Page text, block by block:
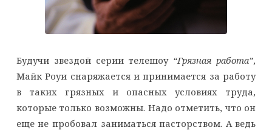
Будучи звездой серии телешоу “Грязная работа”,
Майк Роуи снаряжается и принимается за работу
в таких грязных и опасных условиях труда,
которые только возможны. Надо отметить, что он
еще не пробовал заниматься пасторством. А ведь